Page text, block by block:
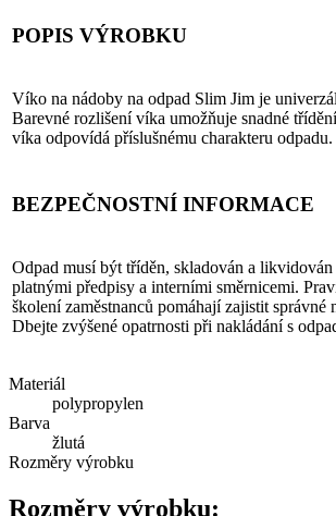
POPIS VÝROBKU
Víko na nádoby na odpad Slim Jim je
Barevné rozlišení víka umožňuje snadné
víka odpovídá příslušnému charakteru odpadu.
BEZPEČNOSTNÍ INFORMACE
Odpad musí být tříděn, skladován a likvidován
platnými předpisy a interními směrnicemi.
školení zaměstnanců pomáhají zajistit správné
Dbejte zvýšené opatrnosti při nakládání s
Materiál
polypropylen
Barva
žlutá
Rozměry výrobku
Rozměry výrobku: